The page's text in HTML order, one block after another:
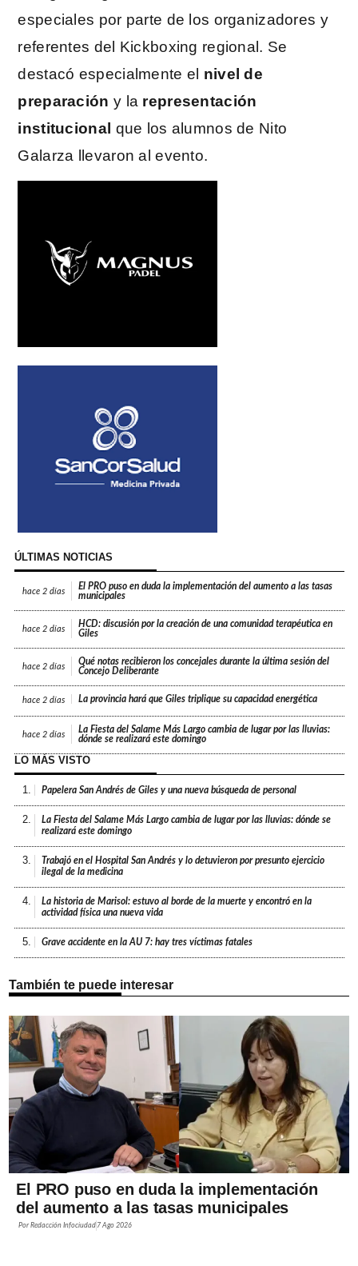
especiales por parte de los organizadores y
referentes del Kickboxing regional. Se
destacó especialmente el nivel de
preparación y la representación
institucional que los alumnos de Nito
Galarza llevaron al evento.
ÚLTIMAS NOTICIAS
hace 2 días
El PRO puso en duda la implementación del aumento a las tasas
municipales
hace 2 días
HCD: discusión por la creación de una comunidad terapéutica en
Giles
hace 2 días
Qué notas recibieron los concejales durante la última sesión del
Concejo Deliberante
hace 2 días La provincia hará que Giles triplique su capacidad energética
hace 2 días
La Fiesta del Salame Más Largo cambia de lugar por las lluvias:
dónde se realizará este domingo
LO MÁS VISTO
1. Papelera San Andrés de Giles y una nueva búsqueda de personal
2.
La Fiesta del Salame Más Largo cambia de lugar por las lluvias: dónde se
realizará este domingo
3.
Trabajó en el Hospital San Andrés y lo detuvieron por presunto ejercicio
ilegal de la medicina
4.
La historia de Marisol: estuvo al borde de la muerte y encontró en la
actividad física una nueva vida
5. Grave accidente en la AU 7: hay tres víctimas fatales
También te puede interesar
El PRO puso en duda la implementación
del aumento a las tasas municipales
PorRedacción Infociudad 7 Ago 2026